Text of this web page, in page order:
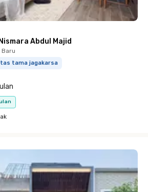
Abdul Majid
Baru
tama jagakarsa